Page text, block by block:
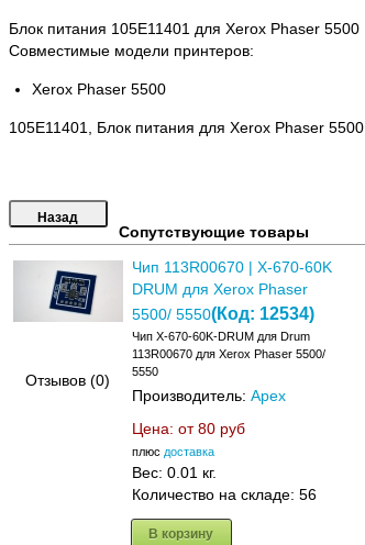
Блок питания 105E11401 для Xerox Phaser 5500
Совместимые модели принтеров:
Xerox Phaser 5500
105E11401, Блок питания для Xerox Phaser 5500
Сопутствующие товары
Отзывов (0)
Чип 113R00670 | X-670-60K
DRUM для Xerox Phaser
5500/ 5550(Код: 12534)
Чип X-670-60K-DRUM для Drum
113R00670 для Xerox Phaser 5500/
5550
Производитель: Apex
Цена: от 80 руб
плюс доставка
Вес: 0.01 кг.
Количество на складе: 56
В корзину